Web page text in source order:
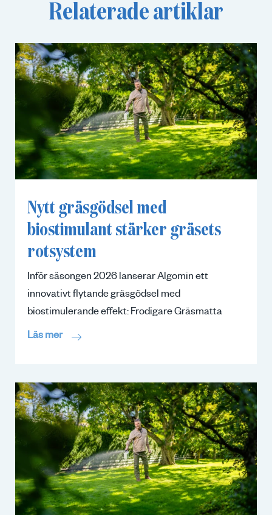
Relaterade artiklar
Nytt gräsgödsel med
biostimulant stärker gräsets
rotsystem
Inför säsongen 2026 lanserar Algomin ett
innovativt flytande gräsgödsel med
biostimulerande effekt: Frodigare Gräsmatta
Läs mer